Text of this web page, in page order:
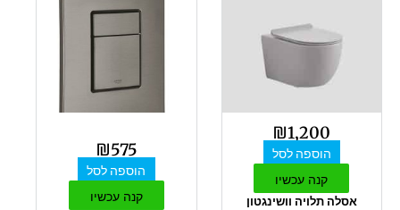
₪1,200
הוספה לסל
קנה עכשיו
אסלה תלויה וושינגטון
₪575
הוספה לסל
קנה עכשיו